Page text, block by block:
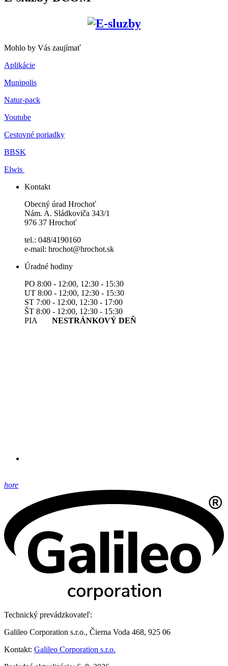
Mohlo by Vás zaujímať
Aplikácie
Munipolis
Natur-pack
Youtube
Cestovné poriadky
BBSK
Elwis
Kontakt
Obecný úrad Hrochoť
Nám. A. Sládkoviča 343/1
976 37 Hrochoť
tel.: 048/4190160
e-mail: hrochot@hrochot.sk
Úradné hodiny
PO 8:00 - 12:00, 12:30 - 15:30
UT 8:00 - 12:00, 12:30 - 15:30
ST 7:00 - 12:00, 12:30 - 17:00
ŠT 8:00 - 12:00, 12:30 - 15:30
PIA NESTRÁNKOVÝ DEŇ
hore
Technický prevádzkovateľ:
Galileo Corporation s.r.o., Čierna Voda 468, 925 06
Kontakt: Galileo Corporation s.r.o.